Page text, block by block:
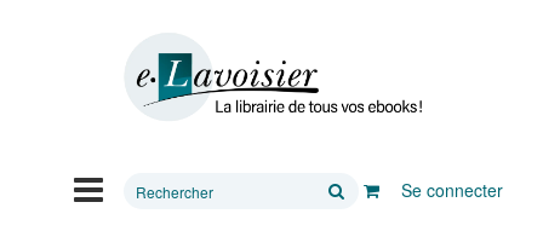
Rechercher
Se connecter